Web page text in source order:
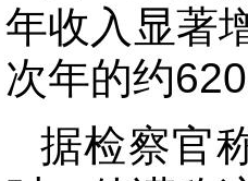
年收入显著
次年的约
据检察官